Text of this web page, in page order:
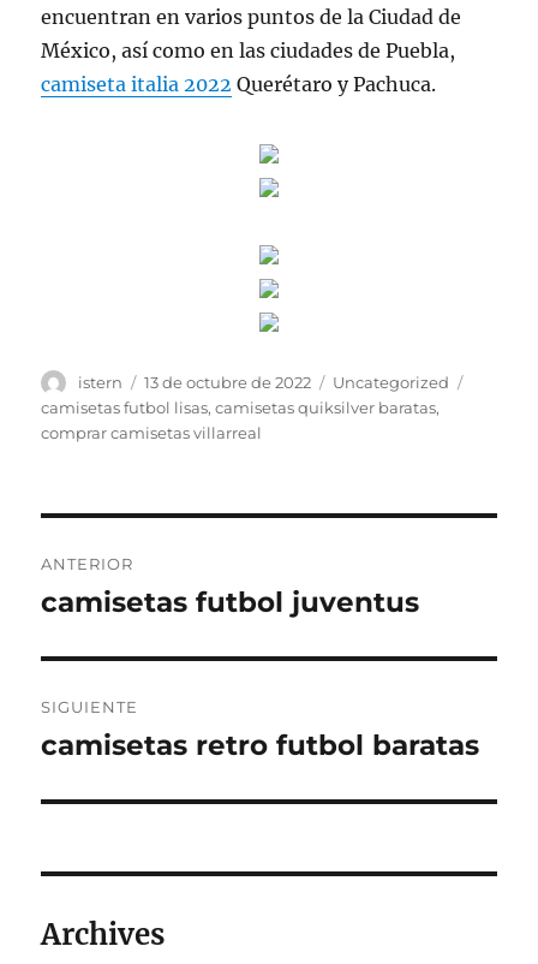
encuentran en varios puntos de la Ciudad de
México, así como en las ciudades de Puebla,
camiseta italia 2022 Querétaro y Pachuca.
Autor
istern
Publicado
el
13 de octubre de 2022 Categorías
Uncategorized
camisetas futbol lisas,camisetas quiksilver baratas,
comprar camisetas villarreal
de
ANTERIOR
Entrada
camisetas futbol juventus
SIGUIENTE
Entrada
camisetas retro futbol baratas
Archives